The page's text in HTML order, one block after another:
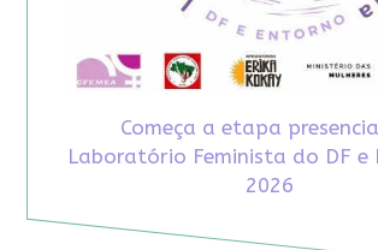
Começa a etapa
Laboratório Feminista do DF
2026